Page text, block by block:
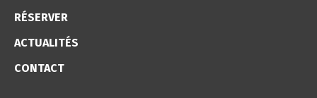
RÉSERVER
ACTUALITÉS
CONTACT